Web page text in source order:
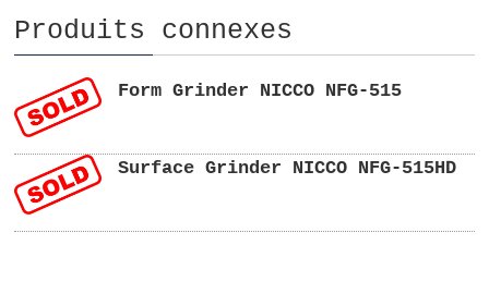
Produits connexes
Form Grinder NICCO NFG-515
Surface Grinder NICCO NFG-515HD